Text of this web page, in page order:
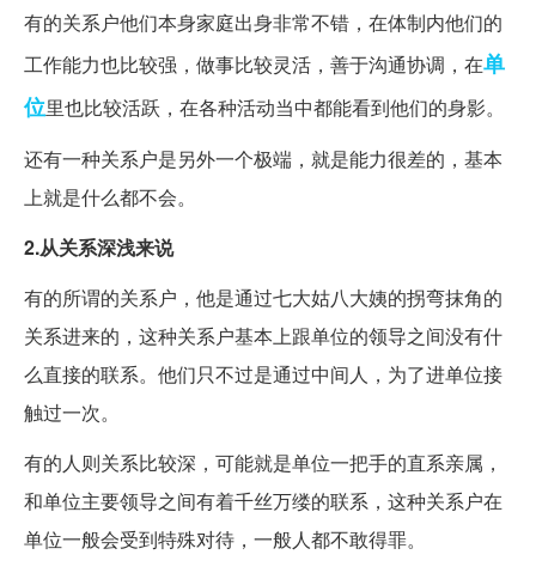
有的关系户他们本身家庭出身非常不错，在体制内他们的
工作能力也比较强，做事比较灵活，善于沟通协调，在单
位里也比较活跃，在各种活动当中都能看到他们的身影。
还有一种关系户是另外一个极端，就是能力很差的，基本
上就是什么都不会。
2.从关系深浅来说
有的所谓的关系户，他是通过七大姑八大姨的拐弯抹角的
关系进来的，这种关系户基本上跟单位的领导之间没有什
么直接的联系。他们只不过是通过中间人，为了进单位接
触过一次。
有的人则关系比较深，可能就是单位一把手的直系亲属，
和单位主要领导之间有着千丝万缕的联系，这种关系户在
单位一般会受到特殊对待，一般人都不敢得罪。